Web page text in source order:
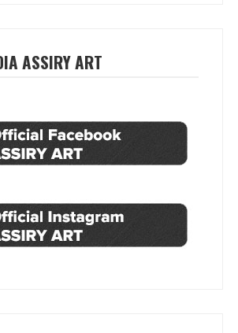
ASSIRY ART